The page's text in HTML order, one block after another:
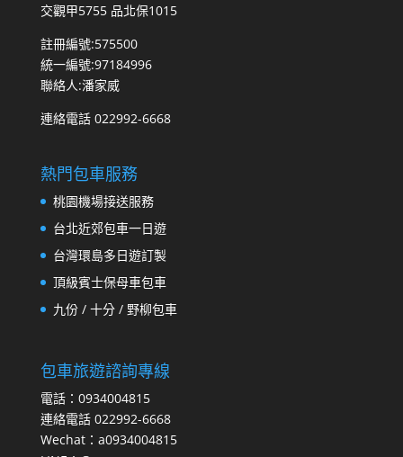
交觀甲5755 品北保1015
註冊編號:575500
統一編號:97184996
聯絡人:潘家威
連絡電話 022992-6668
熱門包車服務
桃園機場接送服務
台北近郊包車一日遊
台灣環島多日遊訂製
頂級賓士保母車包車
九份 / 十分 / 野柳包車
包車旅遊諮詢專線
電話：0934004815
連絡電話 022992-6668
Wechat：a0934004815